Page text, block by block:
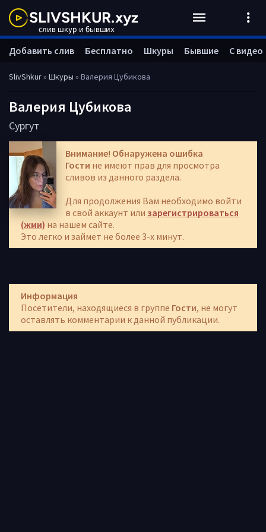
SlivShkur» Шкуры » Валерия Цубикова
Валерия Цубикова
Сургут
Внимание! Обнаружена ошибка
Гости не имеют прав для просмотра
сливов из данного раздела.
Для продолжения Вам необходимо войти
в свой аккаунт или зарегистрироваться
(жми) на нашем сайте.
Это легко и займет не более 3-х минут.
Информация
Посетители, находящиеся в группе Гости, не могут
оставлять комментарии к данной публикации.
Добавить слив Бесплатно Шкуры Бывшие С видео